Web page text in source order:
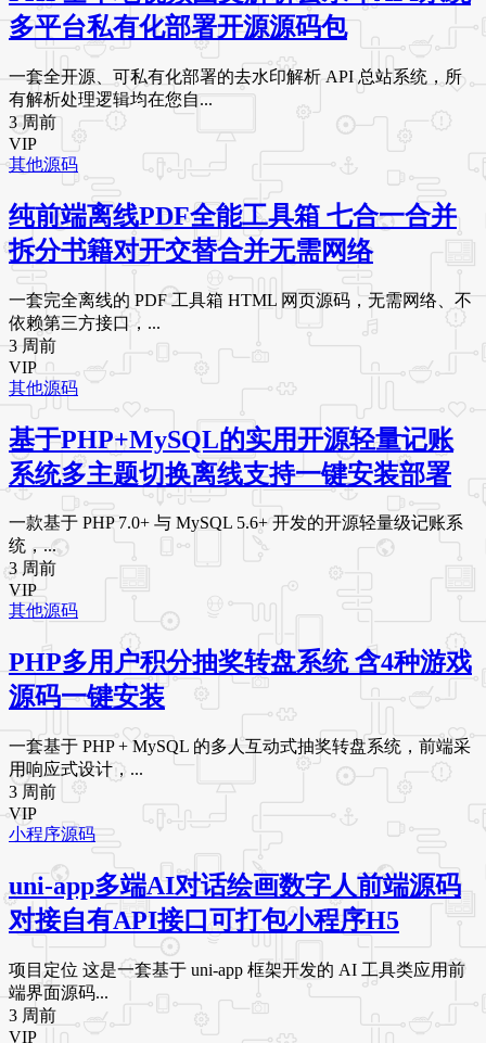
多平台私有化部署开源源码包
一套全开源、可私有化部署的去水印解析 API 总站系统，所
有解析处理逻辑均在您自...
3 周前
VIP
其他源码
纯前端离线PDF全能工具箱 七合一合并
拆分书籍对开交替合并无需网络
一套完全离线的 PDF 工具箱 HTML 网页源码，无需网络、不
依赖第三方接口，...
3 周前
VIP
其他源码
基于PHP+MySQL的实用开源轻量记账
系统多主题切换离线支持一键安装部署
一款基于 PHP 7.0+ 与 MySQL 5.6+ 开发的开源轻量级记账系
统，...
3 周前
VIP
其他源码
PHP多用户积分抽奖转盘系统 含4种游戏
源码一键安装
一套基于 PHP + MySQL 的多人互动式抽奖转盘系统，前端采
用响应式设计，...
3 周前
VIP
小程序源码
uni-app多端AI对话绘画数字人前端源码
对接自有API接口可打包小程序H5
项目定位 这是一套基于 uni-app 框架开发的 AI 工具类应用前
端界面源码...
3 周前
VIP